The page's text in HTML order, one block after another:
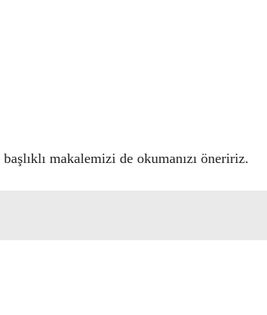
başlıklı makalemizi de okumanızı öneririz.